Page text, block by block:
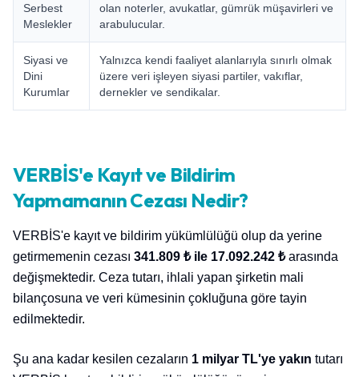
Serbest
Meslekler
olan noterler, avukatlar, gümrük müşavirleri ve
arabulucular.
Siyasi ve
Dini
Kurumlar
Yalnızca kendi faaliyet alanlarıyla sınırlı olmak
üzere veri işleyen siyasi partiler, vakıflar,
dernekler ve sendikalar.
VERBİS'e Kayıt ve Bildirim
Yapmamanın Cezası Nedir?
VERBİS'e kayıt ve bildirim yükümlülüğü olup da yerine
getirmemenin cezası 341.809 ₺ ile 17.092.242 ₺arasında
değişmektedir. Ceza tutarı, ihlali yapan şirketin mali
bilançosuna ve veri kümesinin çokluğuna göre tayin
edilmektedir.
Şu ana kadar kesilen cezaların 1 milyar TL'ye yakın tutarı